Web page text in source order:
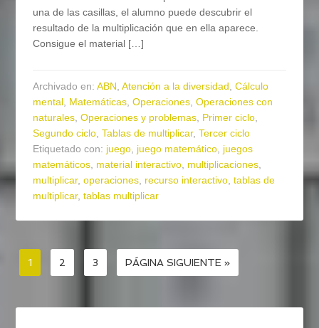
una de las casillas, el alumno puede descubrir el
resultado de la multiplicación que en ella aparece.
Consigue el material […]
Archivado en:ABN,Atención a la diversidad,Cálculo
mental, Matemáticas,Operaciones,Operaciones con
naturales,Operaciones y problemas, Primer ciclo,
Segundo ciclo,Tablas de multiplicar,Tercer ciclo
Etiquetado con: juego, juego matemático, juegos
matemáticos, material interactivo, multiplicaciones,
multiplicar,operaciones, recurso interactivo,tablas de
multiplicar,tablas multiplicar
1 2 3 PÁGINA SIGUIENTE »